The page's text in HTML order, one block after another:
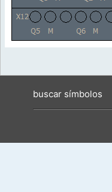
buscar símbolos